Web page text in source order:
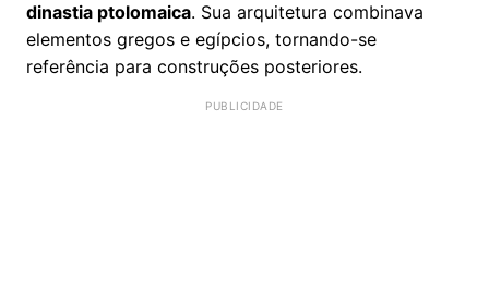
dinastia ptolomaica. Sua arquitetura combinava
elementos gregos e egípcios, tornando-se
referência para construções posteriores.